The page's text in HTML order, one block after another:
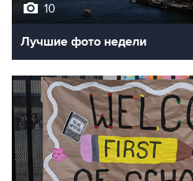
Лучшие фото недели